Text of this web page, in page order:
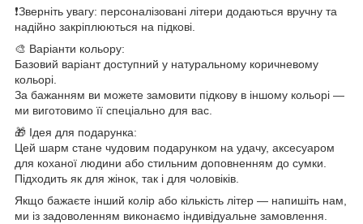
❗️Зверніть увагу: персоналізовані літери додаються вручну та
надійно закріплюються на підкові.
🎨 Варіанти кольору:
Базовий варіант доступний у натуральному коричневому
кольорі.
За бажанням ви можете замовити підкову в іншому кольорі —
ми виготовимо її спеціально для вас.
🎁 Ідея для подарунка:
Цей шарм стане чудовим подарунком на удачу, аксесуаром
для коханої людини або стильним доповненням до сумки.
Підходить як для жінок, так і для чоловіків.
Якщо бажаєте інший колір або кількість літер — напишіть нам,
ми із задоволенням виконаємо індивідуальне замовлення.